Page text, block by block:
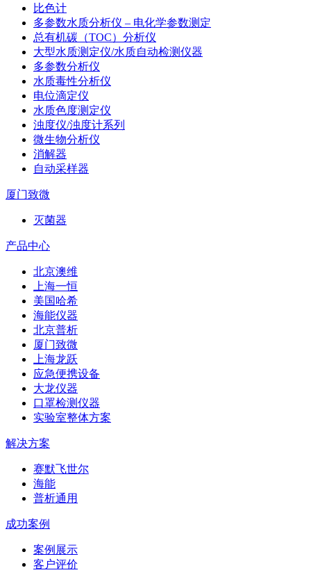
比色计
多参数水质分析仪 – 电化学参数测定
总有机碳（TOC）分析仪
大型水质测定仪/水质自动检测仪器
多参数分析仪
水质毒性分析仪
电位滴定仪
水质色度测定仪
浊度仪/浊度计系列
微生物分析仪
消解器
自动采样器
厦门致微
灭菌器
产品中心
北京澳维
上海一恒
美国哈希
海能仪器
北京普析
厦门致微
上海龙跃
应急便携设备
大龙仪器
口罩检测仪器
实验室整体方案
解决方案
赛默飞世尔
海能
普析通用
成功案例
案例展示
客户评价